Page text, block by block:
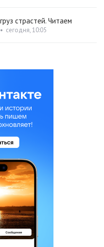
страстей. Читаем
• сегодня, 10:05